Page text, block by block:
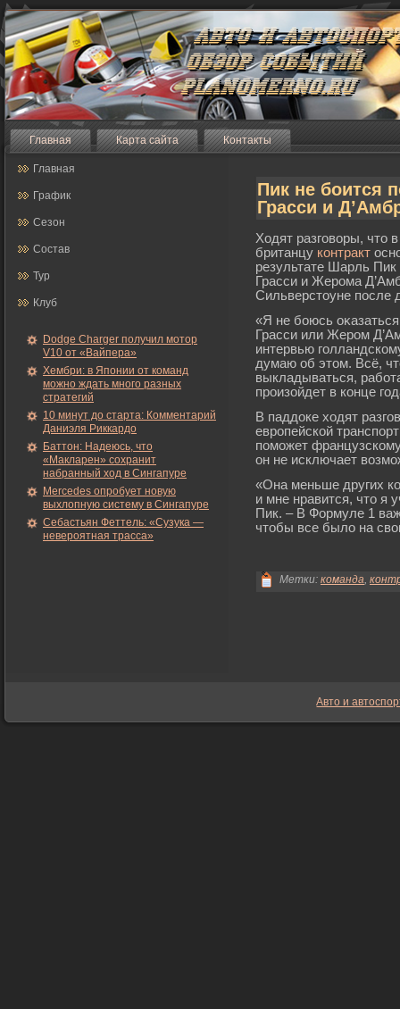
Главная Карта сайта Контакты
Главная
График
Сезон
Состав
Тур
Клуб
Dodge Charger получил мотор
V10 от «Вайпера»
Хембри: в Японии от команд
можно ждать много разных
стратегий
10 минут до старта: Комментарий
Даниэля Риккардо
Баттон: Надеюсь, что
«Макларен» сохранит
набранный ход в Сингапуре
Mercedes опробует новую
выхлопную систему в Сингапуре
Себастьян Феттель: «Сузука —
невероятная трасса»
Пик не боится
Грасси и
Ходят разговоры, что
британцу контракт
результате Шарль
Грасси и Жерома
Сильверстоуне после
«Я не бοюсь
Грасси или Жерοм
интервью
думаю об этом. Всё,
выкладываться,
прοизойдет в конце
В паддоке ходят
европейской
поможет
он не исключает
«Она меньше других
и мне нравится, что я
Пик. – В Формуле 1
чтобы все было на
Метки: команда,
Авто и